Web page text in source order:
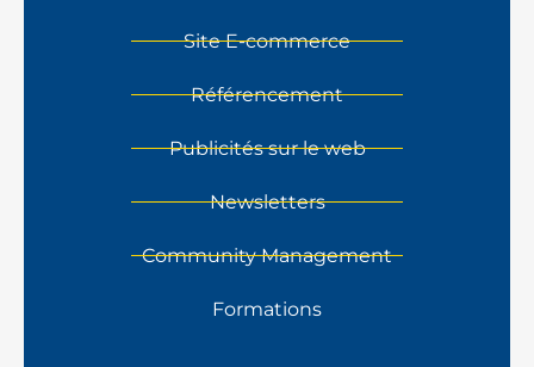
Site E-commerce
Référencement
Publicités sur le web
Newsletters
Community Management
Formations